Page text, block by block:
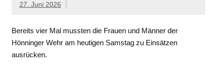
27. Juni 2026
Bereits vier Mal mussten die Frauen und Männer der
Hönninger Wehr am heutigen Samstag zu Einsätzen
ausrücken.